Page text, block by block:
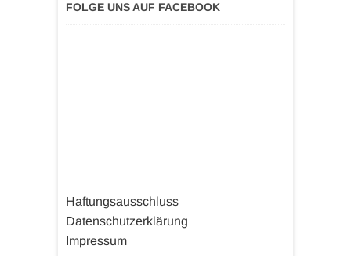
FOLGE UNS AUF FACEBOOK
Haftungsausschluss
Datenschutzerklärung
Impressum